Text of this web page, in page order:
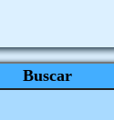
Buscar